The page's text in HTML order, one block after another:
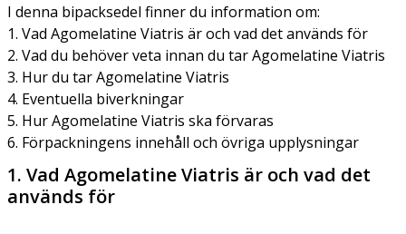
I denna bipacksedel finner du information om:
1. Vad Agomelatine Viatris är och vad det används för
2. Vad du behöver veta innan du tar Agomelatine Viatris
3. Hur du tar Agomelatine Viatris
4. Eventuella biverkningar
5. Hur Agomelatine Viatris ska förvaras
6. Förpackningens innehåll och övriga upplysningar
1. Vad Agomelatine Viatris är och vad det
används för